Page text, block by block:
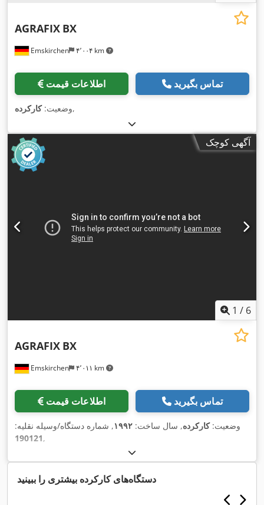
Emskirchen ۴٬۰۰۴ km
AGRAFIX BX
اطلاعات قیمت تماس بگیرید
وضعیت:کارکرده ,
آگهی کوچک
1 / 6
Emskirchen ۴٬۰۱۱ km
AGRAFIX BX
اطلاعات قیمت تماس بگیرید
وضعیت:کارکرده, سال ساخت: ۱۹۹۲, شماره دستگاه/وسیله نقلیه:
190121,
دستگاه‌های کارکرده بیشتری را ببینید